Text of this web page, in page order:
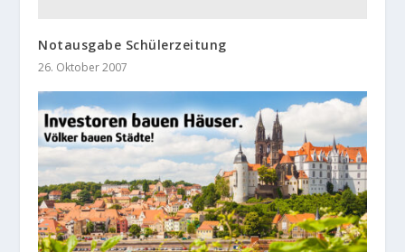
Notausgabe Schülerzeitung
26. Oktober 2007